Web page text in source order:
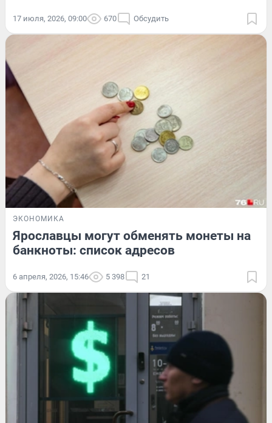
17 июля, 2026, 09:00 670 Обсудить
ЭКОНОМИКА
Ярославцы могут обменять монеты на
банкноты: список адресов
6 апреля, 2026, 15:46 5 398 21